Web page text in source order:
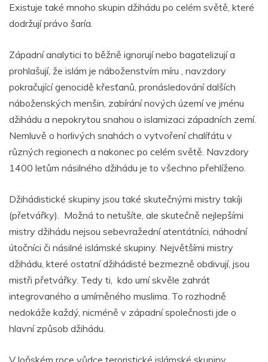
Existuje také mnoho skupin džihádu po celém světě, které
dodržují právo šaría.
Západní analytici to běžně ignorují nebo bagatelizují a
prohlašují, že islám je náboženstvím míru , navzdory
pokračující genocidě křesťanů, pronásledování dalších
náboženských menšin, zabírání nových území ve jménu
džihádu a nepokrytou snahou o islamizaci západních zemí.
Nemluvě o horlivých snahách o vytvoření chalífátu v
různých regionech a nakonec po celém světě. Navzdory
1400 letům násilného džihádu je to všechno přehlíženo.
Džihádistické skupiny jsou také skutečnými mistry takíji
(přetvářky). Možná to netušíte, ale skutečně nejlepšími
mistry džihádu nejsou sebevražední atentátníci, náhodní
útočníci či násilné islámské skupiny. Největšími mistry
džihádu, které ostatní džihádisté bezmezně obdivují, jsou
mistři přetvářky. Tedy ti, kdo umí skvěle zahrát
integrovaného a umírněného muslima. To rozhodně
nedokáže každý, nicméně v západní společnosti jde o
hlavní způsob džihádu.
V loňském roce vůdce teroristické islámské skupiny